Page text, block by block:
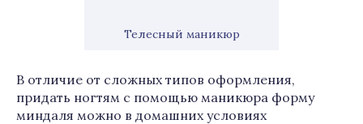
Телесный маникюр
В отличие от сложных типов оформления,
придать ногтям с помощью маникюра форму
миндаля можно в домашних условиях